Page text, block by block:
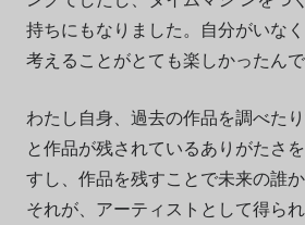
持ちにもなりました。自分がいな
考えることがとても楽しかったんで
わたし自身、過去の作品を調べた
と作品が残されているありがたさ
すし、作品を残すことで未来の誰か
それが、アーティストとして得ら